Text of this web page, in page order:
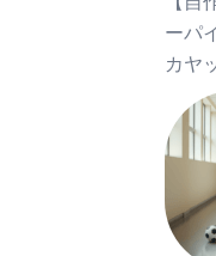
ーパ
カヤ